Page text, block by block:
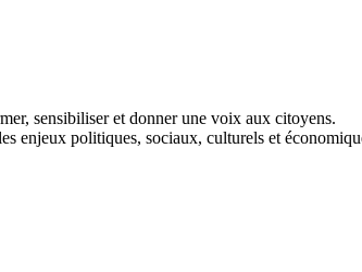
sensibiliser et donner une voix aux citoyens.
enjeux politiques, sociaux, culturels et